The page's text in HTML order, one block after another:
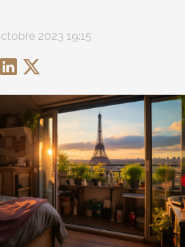
2023 19:15